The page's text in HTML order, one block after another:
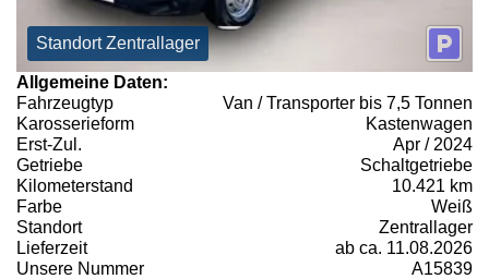
Standort Zentrallager
Allgemeine Daten:
Fahrzeugtyp
Van / Transporter bis 7,5 Tonnen
Karosserieform
Kastenwagen
Erst-Zul.
Apr / 2024
Getriebe
Schaltgetriebe
Kilometerstand
10.421 km
Farbe
Weiß
Standort
Zentrallager
Lieferzeit
ab ca. 11.08.2026
Unsere Nummer
A15839